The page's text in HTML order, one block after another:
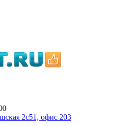
2с51, офис 203